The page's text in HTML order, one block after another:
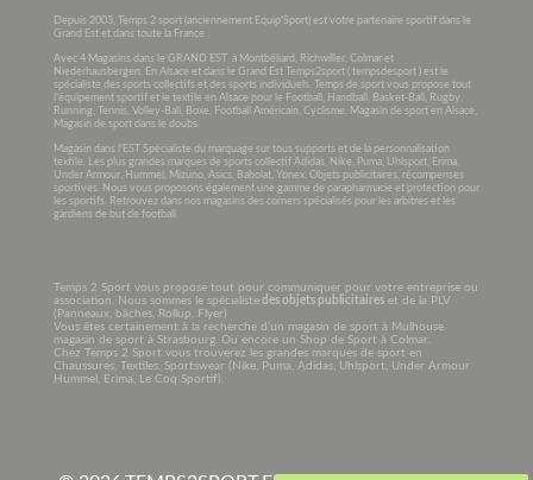
Depuis 2003, Temps 2 sport (anciennement Equip’Sport) est votre partenaire sportif dans le
Grand Est et dans toute la France .
Avec 4 Magasins dans le GRAND EST à Montbéliard, Richwiller, Colmar et
Niederhausbergen. En Alsace et dans le Grand Est Temps2sport ( tempsdesport ) est le
spécialiste des sports collectifs et des sports individuels. Temps de sport vous propose tout
l’équipement sportif et le textile en Alsace pour le Football, Handball, Basket-Ball, Rugby,
Running, Tennis, Volley-Ball, Boxe, Football Américain, Cyclisme. Magasin de sport en Alsace,
Magasin de sport dans le doubs.
Magasin dans l’EST Spécialiste du marquage sur tous supports et de la personnalisation
textile. Les plus grandes marques de sports collectif Adidas, Nike, Puma, Uhlsport, Erima,
Under Armour, Hummel, Mizuno, Asics, Babolat, Yonex. Objets publicitaires, récompenses
sportives. Nous vous proposons également une gamme de parapharmacie et protection pour
les sportifs. Retrouvez dans nos magasins des corners spécialisés pour les arbitres et les
gardiens de but de football.
Temps 2 Sport vous propose tout pour communiquer pour votre entreprise ou
association. Nous sommes le spécialistedes objets publicitaireset de la PLV
(Panneaux, bâches, Rollup, Flyer)
Vous êtes certainement à la recherche d’un magasin de sport à Mulhouse.
magasin de sport à Strasbourg. Ou encore un Shop de Sport à Colmar.
Chez Temps 2 Sport vous trouverez les grandes marques de sport en
Chaussures, Textiles, Sportswear (Nike, Puma, Adidas, Uhlsport, Under Armour
Hummel, Erima, Le Coq Sportif).